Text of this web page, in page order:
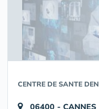
CENTRE DE SANTE
06400 - CANNES